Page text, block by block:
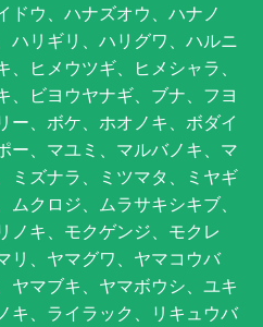
ドウ、ハナズオウ、ハナノ
ハリギリ、ハリグワ、ハルニ
ヒメウツギ、ヒメシャラ、
、ビヨウヤナギ、ブナ、フヨ
ー、ボケ、ホオノキ、ボダイ
ー、マユミ、マルバノキ、マ
ミズナラ、ミツマタ、ミヤギ
クロジ、ムラサキシキブ、
ノキ、モクゲンジ、モクレ
リ、ヤマグワ、ヤマコウバ
ヤマブキ、ヤマボウシ、ユキ
キ、ライラック、リキュウバ